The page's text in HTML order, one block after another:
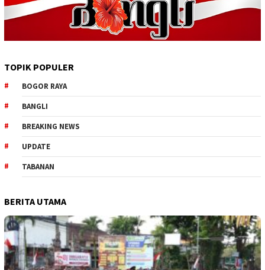
TOPIK POPULER
BOGOR RAYA
BANGLI
BREAKING NEWS
UPDATE
TABANAN
BERITA UTAMA